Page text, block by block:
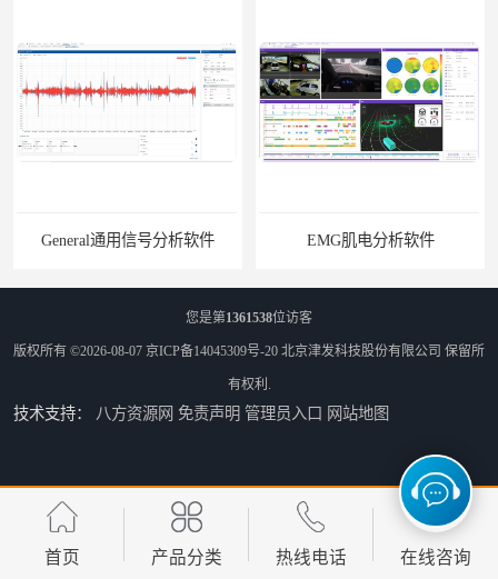
General通用信号分析软件 EMG肌电分析软件
ErgoLAB人机环境同步云平台 OMS材料物理光学属性测量仪
您是第1361538位访客
版权所有 ©2026-08-07 京ICP备14045309号-20 北京津发科技股份有限公司 保留所
有权利.
技术支持： 八方资源网 免责声明 管理员入口 网站地图
首页 产品分类 热线电话 在线咨询